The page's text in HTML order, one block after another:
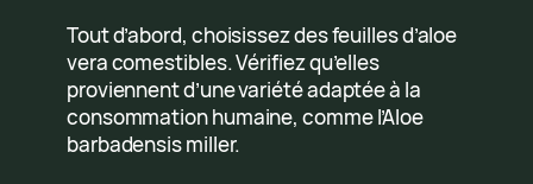
Tout d’abord, choisissez des feuilles d’aloe
vera comestibles. Vérifiez qu’elles
proviennent d’une variété adaptée à la
consommation humaine, comme l’Aloe
barbadensis miller.